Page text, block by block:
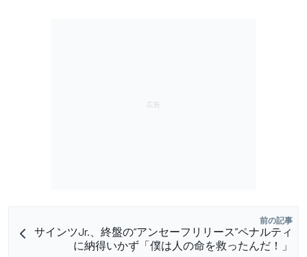
前の記事
サインツJr.、終盤の“アンセーフリリース”ペナルティ
に納得いかず「僕は人の命を救ったんだ！」